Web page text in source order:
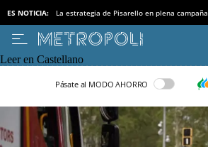
ES NOTICIA: La estrategia de Pisarello en plena campaña
Leer en Castellano
Pásate al MODO AHORRO